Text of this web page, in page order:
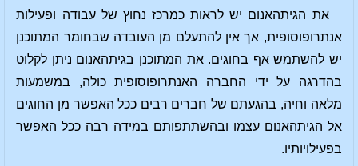
את הגיתהאנום יש לראות כמרכז נחוץ של עבודה ופעילות
אנתרופוסופית, אך אין להתעלם מן העובדה שבחומר המתוכנן
יש להשתמש אף בחוגים. את המתוכנן בגיתהאנום ניתן לקלוט
בהדרגה על ידי החברה האנתרופוסופית כולה, במשמעות
מלאה וחיה, בהגעתם של חברים רבים ככל האפשר מן החוגים
אל הגיתהאנום עצמו ובהשתתפותם במידה רבה ככל האפשר
בפעילויותיו.